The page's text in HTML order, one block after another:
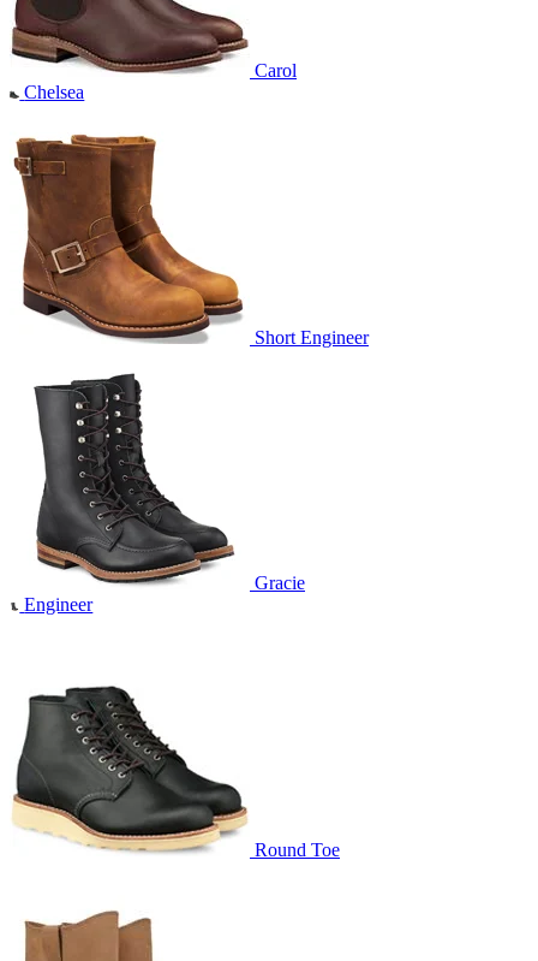
Carol
Chelsea
Short Engineer
Gracie
Engineer
Round Toe